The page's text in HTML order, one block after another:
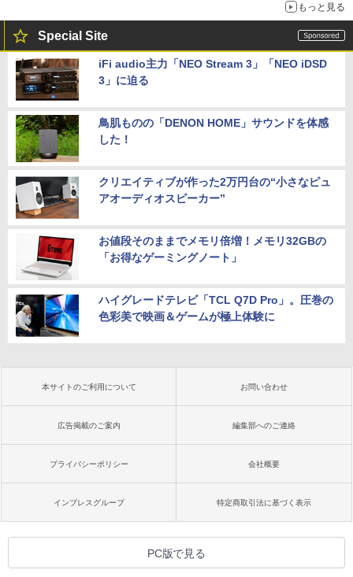
もっと見る
Special Site
iFi audio主力「NEO Stream 3」「NEO iDSD
3」に迫る
鳥肌ものの「DENON HOME」サウンドを体感
した！
クリエイティブが作った2万円台の“小さなピュ
アオーディオスピーカー”
お値段そのままでメモリ倍増！メモリ32GBの
「お得なゲーミングノート」
ハイグレードテレビ「TCL Q7D Pro」。圧巻の
色彩美で映画＆ゲームが極上体験に
本サイトのご利用について お問い合わせ
広告掲載のご案内 編集部へのご連絡
プライバシーポリシー 会社概要
インプレスグループ 特定商取引法に基づく表示
PC版で見る